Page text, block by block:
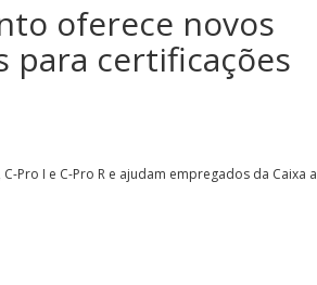
oferece novos
para certificações
Pro I e C-Pro R e ajudam empregados da Caixa a